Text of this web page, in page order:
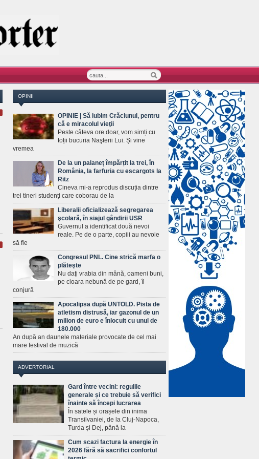
OPINII
OPINIE | Să iubim Crăciunul, pentru
că e miracolul vieţii
Peste câteva ore doar, vom simți cu
toții bucuria Naşterii Lui. Și vine
vremea
De la un palaneț împărțit la trei, în
România, la farfuria cu escargots la
Ritz
Cineva mi-a reprodus discuția dintre
trei tineri studenți care coborau de la
Liberalii oficializează segregarea
şcolară, în siajul gândirii USR
Guvernul a identificat două nevoi
reale. Pe de o parte, copiii au nevoie
să fie
Congresul PNL. Cine strică marfa o
plăteşte
Nu daţi vrabia din mână, oameni buni,
pe cioara nebună de pe gard, îi
conjură
Apocalipsa după UNTOLD. Pista de
atletism distrusă, iar gazonul de un
milion de euro e înlocuit cu unul de
180.000
An după an daunele materiale provocate de cel mai
mare festival de muzică
ADVERTORIAL
Gard între vecini: regulile
generale și ce trebuie să verifici
înainte să începi lucrarea
În satele și orașele din inima
Transilvaniei, de la Cluj-Napoca,
Turda și Dej, până la
Cum scazi factura la energie în
2026 fără să sacrifici confortul